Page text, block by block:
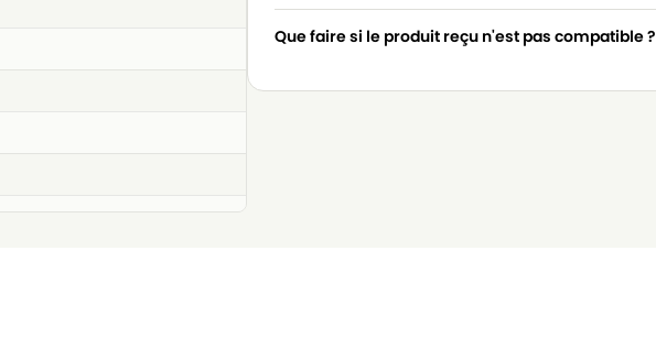
Que faire si le produit reçu n'est pas compatible ?